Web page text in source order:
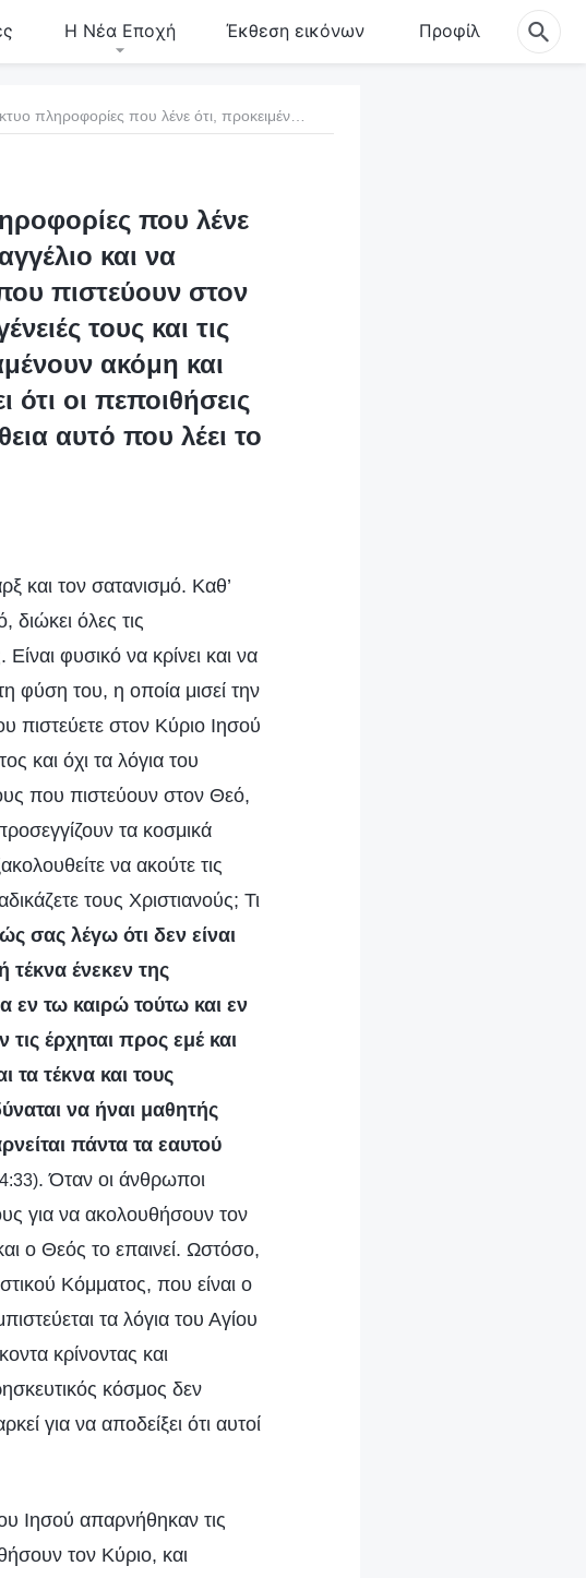
Η Νέα Εποχή Έκθεση εικόνων Προφίλ
που λένε
και να
πιστεύουν στον
τους και τις
ακόμη και
οι πεποιθήσεις
αυτό που λέει το
και τον σατανισμό. Καθ’
διώκει όλες τις
φυσικό να κρίνει και να
φύση του, η οποία μισεί την
πιστεύετε στον Κύριο Ιησού
και όχι τα λόγια του
που πιστεύουν στον Θεό,
τα κοσμικά
να ακούτε τις
τους Χριστιανούς; Τι
σας λέγω ότι δεν είναι
τέκνα ένεκεν της
εν τω καιρώ τούτω και εν
τις έρχηται προς εμέ και
τα τέκνα και τους
να ήναι μαθητής
πάντα τα εαυτού
. Όταν οι άνθρωποι
για να ακολουθήσουν τον
ο Θεός το επαινεί. Ωστόσο,
Κόμματος, που είναι ο
τα λόγια του Αγίου
κρίνοντας και
κόσμος δεν
για να αποδείξει ότι αυτοί
Ιησού απαρνήθηκαν τις
τον Κύριο, και